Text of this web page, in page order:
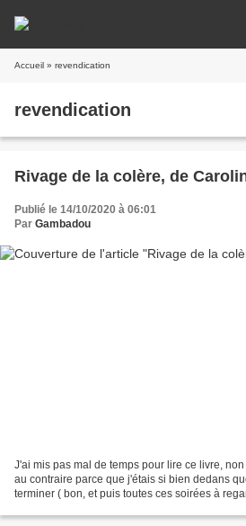
Accueil » revendication
revendication
Rivage de la colère, de
Publié le 14/10/2020 à 06:01
Par Gambadou
J'ai mis pas mal de temps pour lire ce livre,
au contraire parce que j'étais si bien dedans
terminer ( bon, et puis toutes ces soirées à